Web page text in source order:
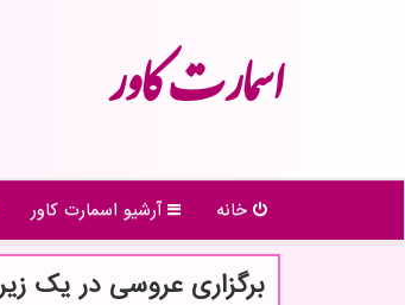
اسمارت كاور
خانه آرشیو اسمارت كاور
برگزاری عروسی در یک